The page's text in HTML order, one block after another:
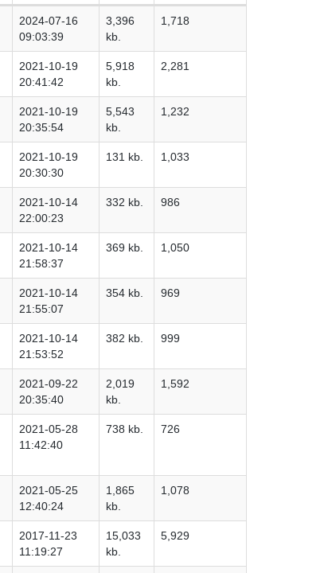
2024-07-16
09:03:39
3,396
kb.
1,718
2021-10-19
20:41:42
5,918
kb.
2,281
2021-10-19
20:35:54
5,543
kb.
1,232
2021-10-19
20:30:30
131 kb. 1,033
2021-10-14
22:00:23
332 kb. 986
2021-10-14
21:58:37
369 kb. 1,050
2021-10-14
21:55:07
354 kb. 969
2021-10-14
21:53:52
382 kb. 999
2021-09-22
20:35:40
2,019
kb.
1,592
2021-05-28
11:42:40
738 kb. 726
2021-05-25
12:40:24
1,865
kb.
1,078
2017-11-23
11:19:27
15,033
kb.
5,929